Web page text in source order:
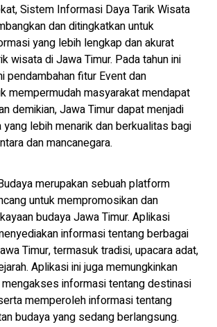
Sistem Informasi Daya Tarik Wisata
dan ditingkatkan untuk
yang lebih lengkap dan akurat
wisata di Jawa Timur. Pada tahun ini
pendambahan fitur Event dan
mempermudah masyarakat mendapat
demikian, Jawa Timur dapat menjadi
lebih menarik dan berkualitas bagi
dan mancanegara.
merupakan sebuah platform
untuk mempromosikan dan
budaya Jawa Timur. Aplikasi
informasi tentang berbagai
Timur, termasuk tradisi, upacara adat,
Aplikasi ini juga memungkinkan
informasi tentang destinasi
memperoleh informasi tentang
budaya yang sedang berlangsung.